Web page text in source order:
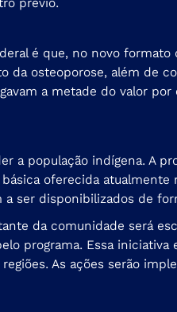
é que, no novo
da osteoporose, além de
a metade do valor
a população indígena. A
oferecida
ser disponibilizados de
da comunidade será
programa. Essa
As ações serão